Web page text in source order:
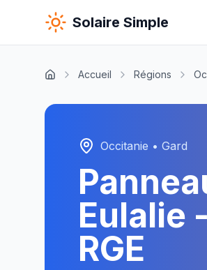
Solaire Simple
Accueil Régions
Occitanie • Gard
Eulalie
RGE